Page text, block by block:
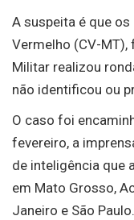
A suspeita é que
Vermelho (CV-MT),
Militar realizou
não identificou ou
O caso foi
fevereiro, a
de inteligência que
em Mato Grosso,
Janeiro e São Paulo.